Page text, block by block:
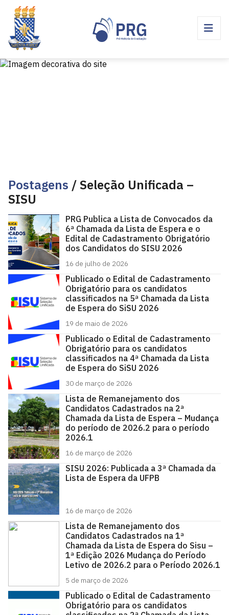
Postagens / Seleção Unificada –
SISU
PRG Publica a Lista de Convocados da
6ª Chamada da Lista de Espera e o
Edital de Cadastramento Obrigatório
dos Candidatos do SISU 2026
16 de julho de 2026
Publicado o Edital de Cadastramento
Obrigatório para os candidatos
classificados na 5ª Chamada da Lista
de Espera do SiSU 2026
19 de maio de 2026
Publicado o Edital de Cadastramento
Obrigatório para os candidatos
classificados na 4ª Chamada da Lista
de Espera do SiSU 2026
30 de março de 2026
Lista de Remanejamento dos
Candidatos Cadastrados na 2ª
Chamada da Lista de Espera – Mudança
do período de 2026.2 para o período
2026.1
16 de março de 2026
SISU 2026: Publicada a 3ª Chamada da
Lista de Espera da UFPB
16 de março de 2026
Lista de Remanejamento dos
Candidatos Cadastrados na 1ª
Chamada da Lista de Espera do Sisu –
1ª Edição 2026 Mudança do Período
Letivo de 2026.2 para o Período 2026.1
5 de março de 2026
Publicado o Edital de Cadastramento
Obrigatório para os candidatos